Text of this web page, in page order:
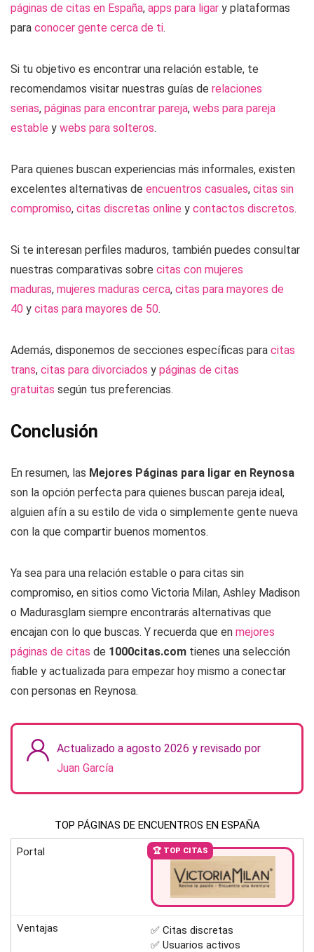
páginas de citas en España, apps para ligar y plataformas
para conocer gente cerca de ti.
Si tu objetivo es encontrar una relación estable, te
recomendamos visitar nuestras guías de relaciones
serias, páginas para encontrar pareja, webs para pareja
estable y webs para solteros.
Para quienes buscan experiencias más informales, existen
excelentes alternativas de encuentros casuales, citas sin
compromiso, citas discretas online y contactos discretos.
Si te interesan perfiles maduros, también puedes consultar
nuestras comparativas sobre citas con mujeres
maduras, mujeres maduras cerca, citas para mayores de
40 y citas para mayores de 50.
Además, disponemos de secciones específicas para citas
trans, citas para divorciados y páginas de citas
gratuitas según tus preferencias.
Conclusión
En resumen, las Mejores Páginas para ligar en Reynosa
son la opción perfecta para quienes buscan pareja ideal,
alguien afín a su estilo de vida o simplemente gente nueva
con la que compartir buenos momentos.
Ya sea para una relación estable o para citas sin
compromiso, en sitios como Victoria Milan, Ashley Madison
o Madurasglam siempre encontrarás alternativas que
encajan con lo que buscas. Y recuerda que en mejores
páginas de citas de 1000citas.com tienes una selección
fiable y actualizada para empezar hoy mismo a conectar
con personas en Reynosa.
Actualizado a agosto 2026 y revisado por
Juan García
TOP PÁGINAS DE ENCUENTROS EN ESPAÑA
Portal 🏆 TOP CITAS
Ventajas
✅ Citas discretas
✅ Usuarios activos